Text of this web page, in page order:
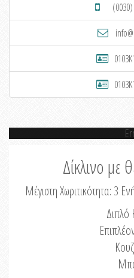
Δίκλινο
Μέγιστη Χωριτικότητα: 3
Διπλό